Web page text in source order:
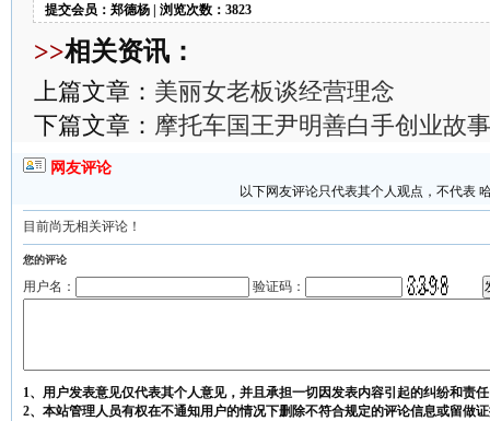
提交会员：郑德杨 | 浏览次数：3823
>>相关资讯：
上篇文章： 美丽女老板谈经营理念
下篇文章： 摩托车国王尹明善白手创业故事
网友评论
以下网友评论只代表其个人观点，不代表
目前尚无相关评论！
您的评论
用户名： 验证码：
1、用户发表意见仅代表其个人意见，并且承担一切因发表内容引起的纠纷和责
2、本站管理人员有权在不通知用户的情况下删除不符合规定的评论信息或留做